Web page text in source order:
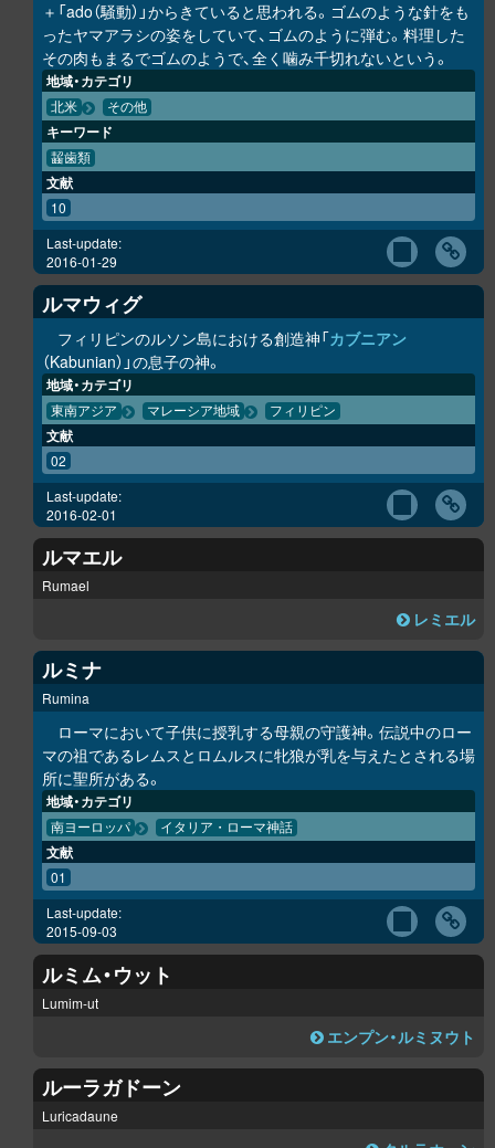
＋「ado（騒動）」からきていると思われる。ゴムのような針をも
ったヤマアラシの姿をしていて、ゴムのように弾む。料理した
その肉もまるでゴムのようで、全く噛み千切れないという。
地域・カテゴリ
北米 その他
キーワード
齧歯類
文献
10
Last-update:
2016-01-29
ルマウィグ
フィリピンのルソン島における創造神「カブニアン
（Kabunian）」の息子の神。
地域・カテゴリ
東南アジア マレーシア地域 フィリピン
文献
02
Last-update:
2016-02-01
ルマエル
Rumael
レミエル
ルミナ
Rumina
ローマにおいて子供に授乳する母親の守護神。伝説中のロー
マの祖であるレムスとロムルスに牝狼が乳を与えたとされる場
所に聖所がある。
地域・カテゴリ
南ヨーロッパ イタリア・ローマ神話
文献
01
Last-update:
2015-09-03
ルミム・ウット
Lumim-ut
エンプン・ルミヌウト
ルーラガドーン
Luricadaune